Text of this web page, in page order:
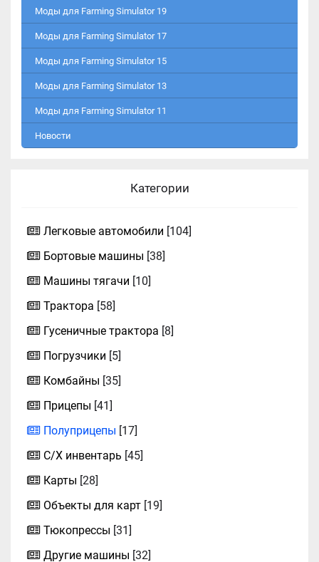
Моды для Farming Simulator 19
Моды для Farming Simulator 17
Моды для Farming Simulator 15
Моды для Farming Simulator 13
Моды для Farming Simulator 11
Новости
Категории
Легковые автомобили [104]
Бортовые машины [38]
Машины тягачи [10]
Трактора [58]
Гусеничные трактора [8]
Погрузчики [5]
Комбайны [35]
Прицепы [41]
Полуприцепы [17]
С/Х инвентарь [45]
Карты [28]
Объекты для карт [19]
Тюкопрессы [31]
Другие машины [32]